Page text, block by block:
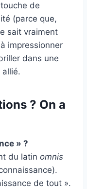
de
(parce que,
sait vraiment
impressionner
dans une
? On a
» ?
du latin omnis
de tout ».